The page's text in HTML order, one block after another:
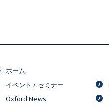
ホーム
イベント / セミナー
Oxford News